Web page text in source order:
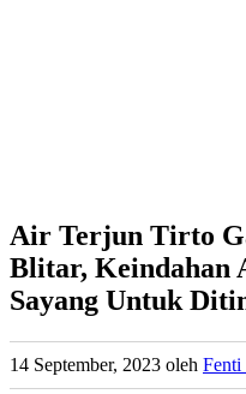
Air Terjun Tirto
Blitar, Keindahan
Sayang Untuk
14 September, 2023 oleh Fenti